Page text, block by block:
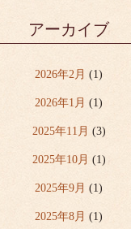
アーカイブ
2026年2月 (1)
2026年1月 (1)
2025年11月 (3)
2025年10月 (1)
2025年9月 (1)
2025年8月 (1)